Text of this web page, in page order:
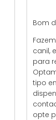
Bom
canil,
para
tipo
opte